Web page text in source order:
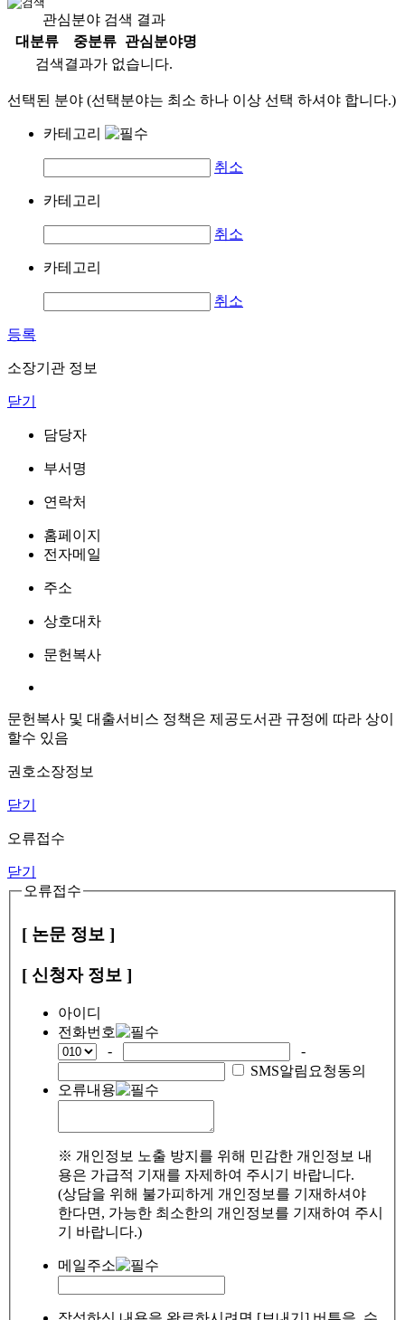
관심분야 검색 결과
대분류
중분류
관심분야명
검색결과가 없습니다.
선택된 분야 (선택분야는 최소 하나 이상 선택 하셔야 합니다.)
카테고리
취소
카테고리
취소
카테고리
취소
등록
소장기관 정보
닫기
담당자
부서명
연락처
홈페이지
전자메일
주소
상호대차
문헌복사
문헌복사 및 대출서비스 정책은 제공도서관 규정에 따라 상이
할수 있음
권호소장정보
닫기
오류접수
닫기
오류접수
[ 논문 정보 ]
[ 신청자 정보 ]
아이디
전화번호
-
-
SMS알림요청동의
오류내용
※ 개인정보 노출 방지를 위해 민감한 개인정보 내
용은 가급적 기재를 자제하여 주시기 바랍니다.
(상담을 위해 불가피하게 개인정보를 기재하셔야
한다면, 가능한 최소한의 개인정보를 기재하여 주시
기 바랍니다.)
메일주소